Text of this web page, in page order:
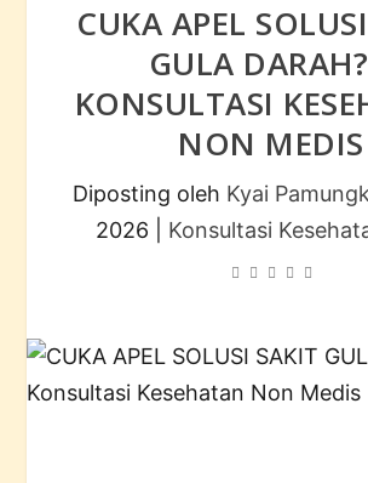
CUKA APEL
GULA
KONSULTASI
NON MEDIS
Diposting oleh Kyai
2026
Konsultasi